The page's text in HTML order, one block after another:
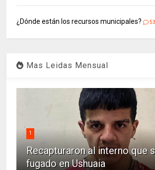
¿Dónde están los recursos municipales? 53
Mas Leidas Mensual
1
Recapturaron al interno que
fugado en Ushuaia